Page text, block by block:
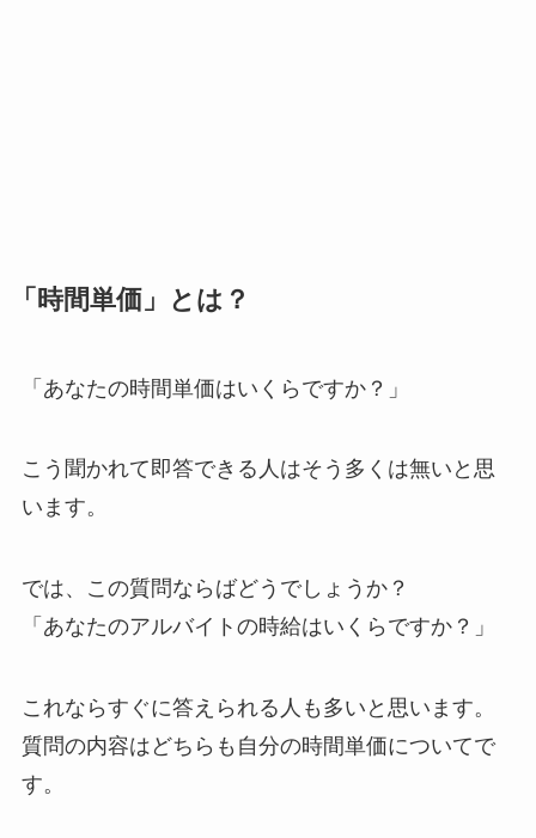
「時間単価」とは？
「あなたの時間単価はいくらですか？」
こう聞かれて即答できる人はそう多くは無いと思
います。
では、この質問ならばどうでしょうか？
「あなたのアルバイトの時給はいくらですか？」
これならすぐに答えられる人も多いと思います。
質問の内容はどちらも自分の時間単価についてで
す。